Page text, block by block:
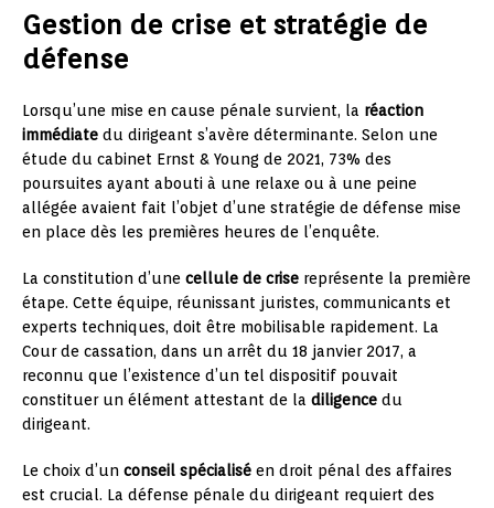
Gestion de crise et stratégie de
défense
Lorsqu’une mise en cause pénale survient, la réaction
immédiate du dirigeant s’avère déterminante. Selon une
étude du cabinet Ernst & Young de 2021, 73% des
poursuites ayant abouti à une relaxe ou à une peine
allégée avaient fait l’objet d’une stratégie de défense mise
en place dès les premières heures de l’enquête.
La constitution d’une cellule de crise représente la première
étape. Cette équipe, réunissant juristes, communicants et
experts techniques, doit être mobilisable rapidement. La
Cour de cassation, dans un arrêt du 18 janvier 2017, a
reconnu que l’existence d’un tel dispositif pouvait
constituer un élément attestant de la diligence du
dirigeant.
Le choix d’un conseil spécialisé en droit pénal des affaires
est crucial. La défense pénale du dirigeant requiert des